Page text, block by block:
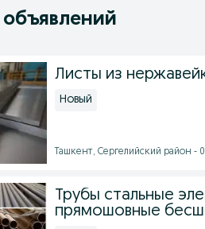
Листы из
Новый
Ташкент, Сергелийский район -
Трубы стальные
прямошовные